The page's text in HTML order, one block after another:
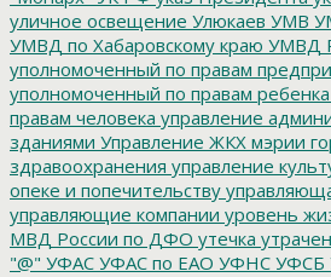
уличное освещение Улюкаев УМВ
УМВД по Хабаровскому краю УМВД
уполномоченный по правам
уполномоченный по правам ребенка
правам человека управление
зданиями Управление ЖКХ мэрии
здравоохранения управление
опеке и попечительству
управляющие компании уровень
МВД России по ДФО утечка
"@" УФАС УФАС по ЕАО УФНС УФСБ